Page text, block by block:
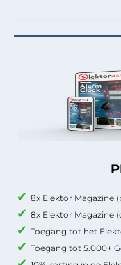
8x Elektor Magazine
8x Elektor Magazine
Toegang tot het
Toegang tot 5.000+